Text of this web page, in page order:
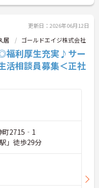
更新日：2026年06月12日
居 ゴールドエイジ株式会社
福利厚生充実♪サー
活相談員募集＜正社
町2715‐1
」徒歩29分